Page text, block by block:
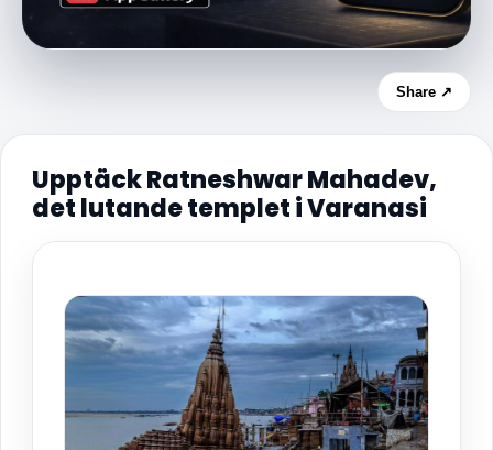
Share ↗
Upptäck Ratneshwar Mahadev,
det lutande templet i Varanasi